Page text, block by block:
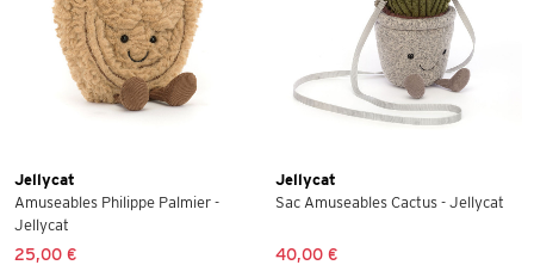
Jellycat
Amuseables Philippe Palmier -
Jellycat
25,00 €
Jellycat
Sac Amuseables Cactus - Jellycat
40,00 €